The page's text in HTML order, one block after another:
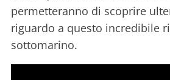
permetteranno di scoprire
riguardo a questo incredibile
sottomarino.